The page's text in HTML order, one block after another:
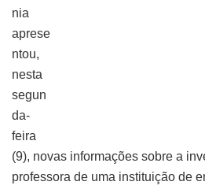
nia
aprese
ntou,
nesta
segun
da-
feira
(9), novas informações sobre a
professora de uma instituição de